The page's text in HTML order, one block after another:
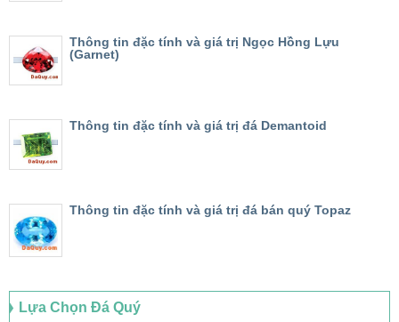
Thông tin đặc tính và giá trị Ngọc Hồng Lựu
(Garnet)
Thông tin đặc tính và giá trị đá Demantoid
Thông tin đặc tính và giá trị đá bán quý Topaz
Lựa Chọn Đá Quý